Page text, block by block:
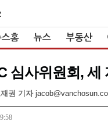
스홈 뉴스 부동산
심사위원회, 세
권 기자